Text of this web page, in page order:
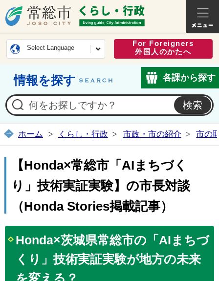
常総市公式ホームページ
くらし
Select Language
For Foreigners
外国人のかたへ
情報を探す 各課から探す
ホーム くらし・行政 市政・市の紹介 市の
【Honda×常総市「AIまちづく
り」技術実証実験】の市長対談
（Honda Stories掲載記事）
Honda×茨城県常総市の「AIまちづ
くり」技術実証実験が地方の未来
を変える？